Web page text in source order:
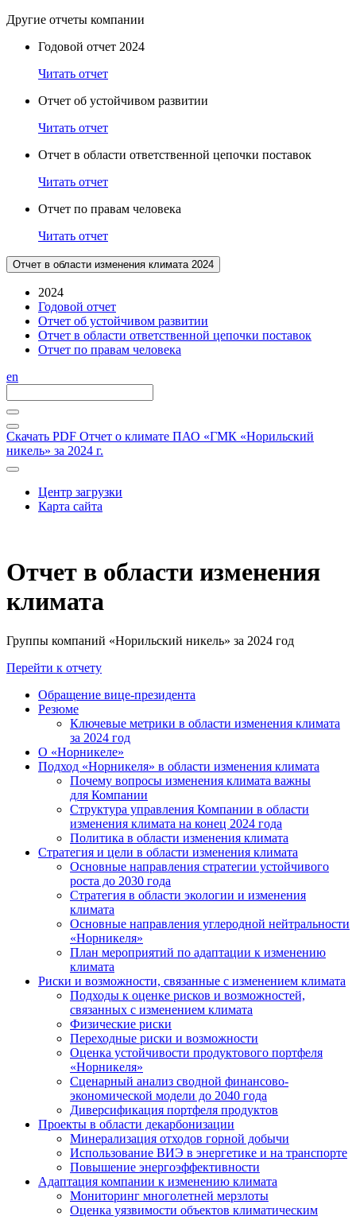
Другие отчеты компании
Годовой отчет 2024
Читать отчет
Отчет об устойчивом развитии
Читать отчет
Отчет в области ответственной цепочки поставок
Читать отчет
Отчет по правам человека
Читать отчет
Отчет в области изменения климата 2024
2024
Годовой отчет
Отчет об устойчивом развитии
Отчет в области ответственной цепочки поставок
Отчет по правам человека
en
Скачать PDF Отчет о климате ПАО «ГМК «Норильский
никель» за 2024 г.
Центр загрузки
Карта сайта
Отчет в области изменения
климата
Группы компаний «Норильский никель» за 2024 год
Перейти к отчету
Обращение вице-президента
Резюме
Ключевые метрики в области изменения климата
за 2024 год
О «Норникеле»
Подход «Норникеля» в области изменения климата
Почему вопросы изменения климата важны
для Компании
Структура управления Компании в области
изменения климата на конец 2024 года
Политика в области изменения климата
Стратегия и цели в области изменения климата
Основные направления стратегии устойчивого
роста до 2030 года
Стратегия в области экологии и изменения
климата
Основные направления углеродной нейтральности
«Норникеля»
План мероприятий по адаптации к изменению
климата
Риски и возможности, связанные с изменением климата
Подходы к оценке рисков и возможностей,
связанных с изменением климата
Физические риски
Переходные риски и возможности
Оценка устойчивости продуктового портфеля
«Норникеля»
Сценарный анализ сводной финансово-
экономической модели до 2040 года
Диверсификация портфеля продуктов
Проекты в области декарбонизации
Минерализация отходов горной добычи
Использование ВИЭ в энергетике и на транспорте
Повышение энергоэффективности
Адаптация компании к изменению климата
Мониторинг многолетней мерзлоты
Оценка уязвимости объектов климатическим